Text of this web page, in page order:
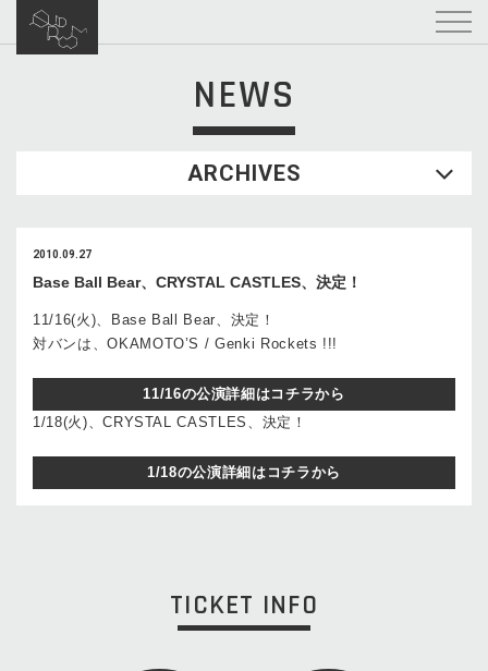
NEWS
ARCHIVES
2010.09.27
Base Ball Bear、CRYSTAL CASTLES、決定！
11/16(火)、Base Ball Bear、決定！
対バンは、OKAMOTO’S / Genki Rockets !!!
11/16の公演詳細はコチラから
1/18(火)、CRYSTAL CASTLES、決定！
1/18の公演詳細はコチラから
TICKET INFO